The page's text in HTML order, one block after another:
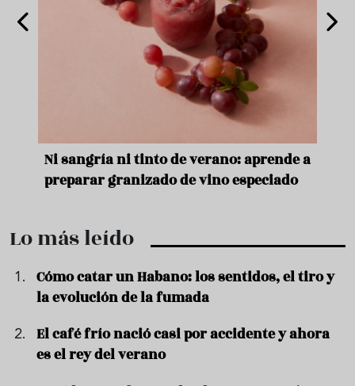
Ni sangría ni tinto de verano: aprende a
preparar granizado de vino especiado
Lo más leído
Cómo catar un Habano: los sentidos, el tiro y
la evolución de la fumada
El café frío nació casi por accidente y ahora
es el rey del verano